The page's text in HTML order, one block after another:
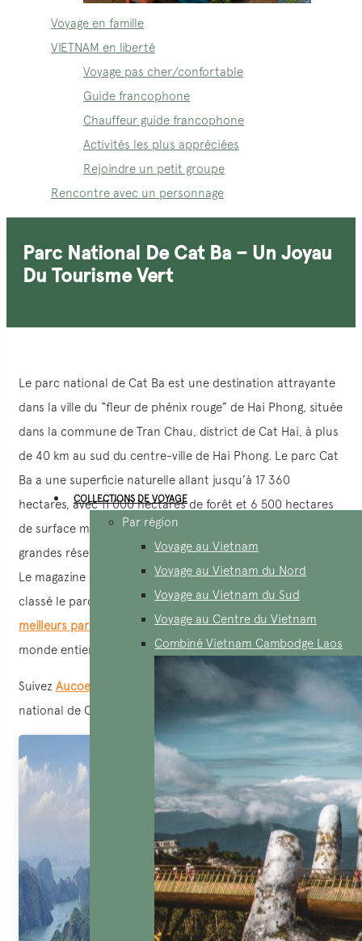
Voyage en famille
VIETNAM en liberté
Voyage pas cher/confortable
Guide francophone
Chauffeur guide francophone
Activités les plus appréciées
Rejoindre un petit groupe
Rencontre avec un personnage
COLLECTIONS DE VOYAGE
Par région
Voyage au Vietnam
Voyage au Vietnam du Nord
Voyage au Vietnam du Sud
Voyage au Centre du Vietnam
Combiné Vietnam Cambodge Laos
Parc National De Cat Ba – Un Joyau
Du Tourisme Vert
Le parc national de Cat Ba est une destination attrayante
dans la ville du “fleur de phénix rouge” de Hai Phong, située
dans la commune de Tran Chau, district de Cat Hai, à plus
de 40 km au sud du centre-ville de Hai Phong. Le parc Cat
Ba a une superficie naturelle allant jusqu’à 17 360
hectares, avec 11 000 hectares de forêt et 6 500 hectares
de surface marine. Il est considéré comme l’une des plus
grandes réserves de biosphère du Vietnam et du monde.
Le magazine de voyage britannique The Culture Trip a
classé le parc national de Cat Ba comme l’undes 10
meilleurs parcs nationaux du Vietnamaux touristes du
monde entier
Suivez AucoeurVietnam
pour découvrir les trésors du parc
national de Cat Ba !